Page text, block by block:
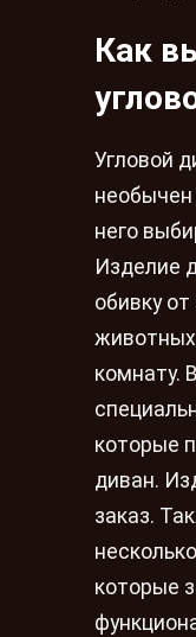
Как
Угловой
него
Изделие
обивку от
комнату.
которые
диван.
заказ.
которые